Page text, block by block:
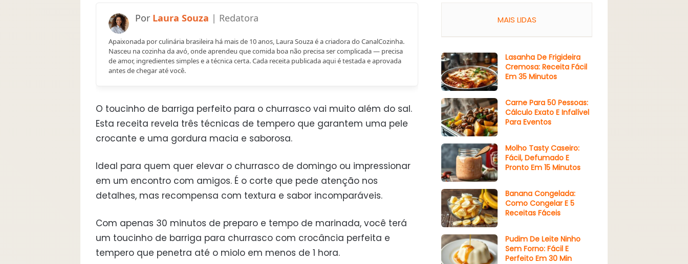
Laura Souza
Apaixonada por culinária brasileira há mais de 10 anos, Laura Souza é a criadora do CanalCozinha.
Nasceu na cozinha da avó, onde aprendeu que comida boa não precisa ser complicada — precisa
de amor, ingredientes simples e a técnica certa. Cada receita publicada aqui é testada e aprovada
antes de chegar até você.
O toucinho de barriga perfeito para o churrasco vai muito além do sal.
Esta receita revela três técnicas de tempero que garantem uma pele
crocante e uma gordura macia e saborosa.
Ideal para quem quer elevar o churrasco de domingo ou impressionar
em um encontro com amigos. É o corte que pede atenção nos
detalhes, mas recompensa com textura e sabor incomparáveis.
Com apenas 30 minutos de preparo e tempo de marinada, você terá
um toucinho de barriga para churrasco com crocância perfeita e
tempero que penetra até o miolo em menos de 1 hora.
MAIS LIDAS
Lasanha De Frigideira
Cremosa: Receita Fácil
Em 35 Minutos
Carne Para 50 Pessoas:
Cálculo Exato E Infalível
Para Eventos
Molho Tasty Caseiro:
Fácil, Defumado E
Pronto Em 15 Minutos
Banana Congelada:
Como Congelar E 5
Receitas Fáceis
Pudim De Leite Ninho
Sem Forno: Fácil E
Perfeito Em 30 Min